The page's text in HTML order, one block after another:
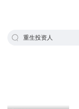
重生投资人